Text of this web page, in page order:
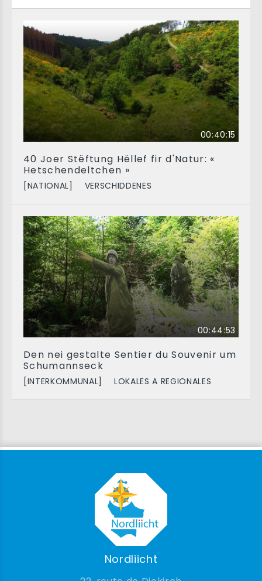
00:40:15
40 Joer Stëftung Hëllef fir d'Natur: «
Hetschendeltchen »
[NATIONAL] VERSCHIDDENES
00:44:53
Den nei gestalte Sentier du Souvenir um
Schumannseck
[INTERKOMMUNAL] LOKALES A REGIONALES
Nordliicht